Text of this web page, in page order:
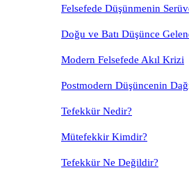
Felsefede Düşünmenin
Doğu ve Batı Düşünce
Modern Felsefede Akıl Krizi
Postmodern Düşüncenin
Tefekkür Nedir?
Mütefekkir Kimdir?
Tefekkür Ne Değildir?